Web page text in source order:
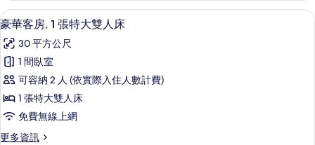
人
床
的
所
有
相
片
床
房,
張
單
床
的
詳
情
顯
示
豪
華
客
房,
豪華客房, 1 張特大雙人床 | 埃及棉床
5
豪華客房, 1 張特大雙人床
30 平方公尺
1 間臥室
可容納 2 人 (依實際入住人數計費)
1 張特大雙人床
免費無線上網
更多資訊
更